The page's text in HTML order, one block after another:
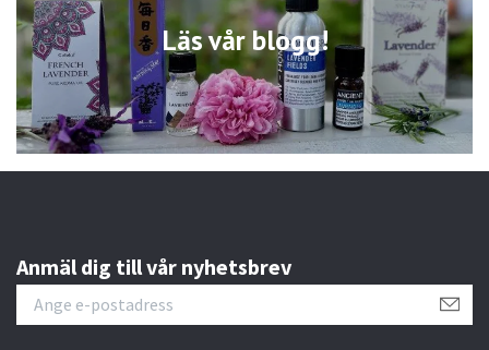
Läs vår blogg!
Anmäl dig till vår nyhetsbrev